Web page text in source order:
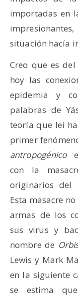
importadas en
situación hacía
Creo que es
hoy las
epidemia y
palabras de
teoría que leí
primer
antropogénico
con la
originarios del
Esta masacre
armas de los
sus virus y
nombre de
Lewis y Mark
en la siguiente
se estima